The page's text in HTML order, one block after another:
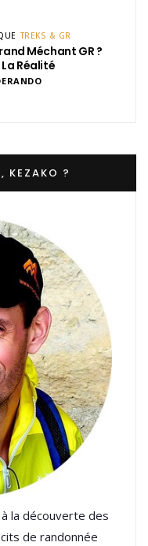
TREKS & GR
Méchant GR ?
Réalité
KEZAKO ?
la découverte des
de randonnée